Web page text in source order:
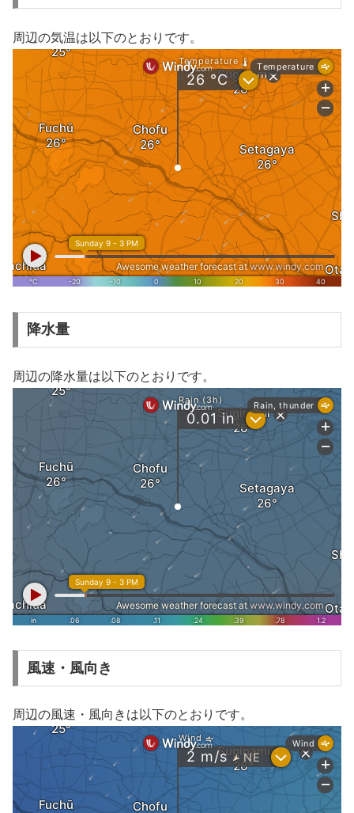
周辺の気温は以下のとおりです。
降水量
周辺の降水量は以下のとおりです。
風速・風向き
周辺の風速・風向きは以下のとおりです。